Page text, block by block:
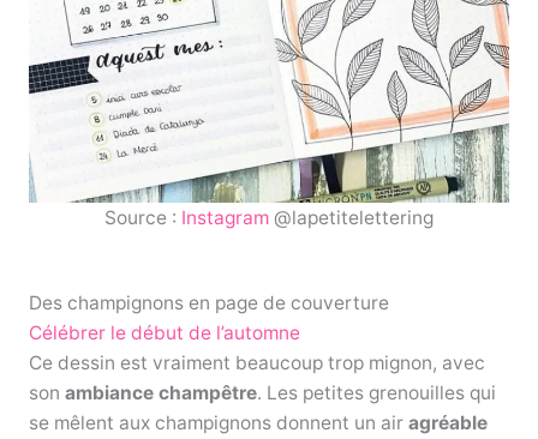
Source : Instagram @lapetitelettering
Des champignons en page de couverture
Célébrer le début de l’automne
Ce dessin est vraiment beaucoup trop mignon, avec
son ambiance champêtre. Les petites grenouilles qui
se mêlent aux champignons donnent un air agréable